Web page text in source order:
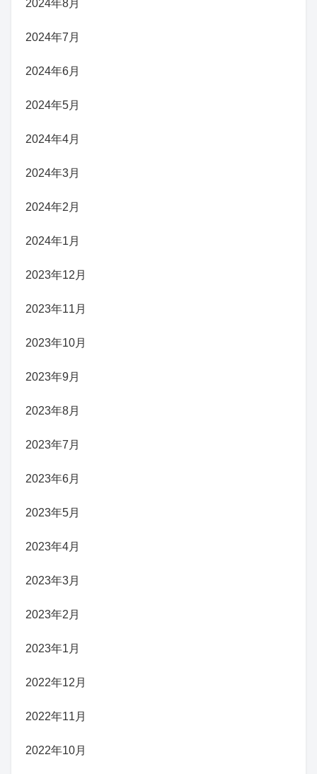
2024年8月
2024年7月
2024年6月
2024年5月
2024年4月
2024年3月
2024年2月
2024年1月
2023年12月
2023年11月
2023年10月
2023年9月
2023年8月
2023年7月
2023年6月
2023年5月
2023年4月
2023年3月
2023年2月
2023年1月
2022年12月
2022年11月
2022年10月